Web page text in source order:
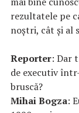
rezultatele pe
noștri, cât și al
Reporter: Dar
de executiv
bruscă?
Mihai Bogza: